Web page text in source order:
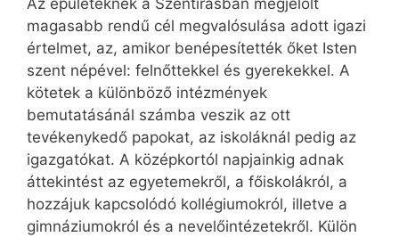
Az épületeknek a Szentírásban megjelölt
magasabb rendű cél megvalósulása adott igazi
értelmet, az, amikor benépesítették őket Isten
szent népével: felnőttekkel és gyerekekkel. A
kötetek a különböző intézmények
bemutatásánál számba veszik az ott
tevékenykedő papokat, az iskoláknál pedig az
igazgatókat. A középkortól napjainkig adnak
áttekintést az egyetemekről, a főiskolákról, a
hozzájuk kapcsolódó kollégiumokról, illetve a
gimnáziumokról és a nevelőintézetekről. Külön